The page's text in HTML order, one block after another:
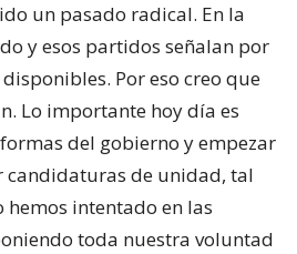
un pasado radical. En la
y esos partidos señalan por
Por eso creo que
Lo importante hoy día es
del gobierno y empezar
de unidad, tal
hemos intentado en las
toda nuestra voluntad